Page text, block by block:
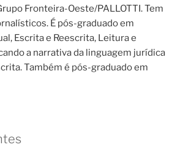
Fronteira-Oeste/PALLOTTI. Tem
É pós-graduado em
Escrita e Reescrita, Leitura e
a narrativa da linguagem jurídica
Também é pós-graduado em